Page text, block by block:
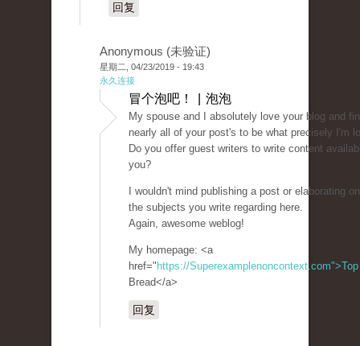
回复
Anonymous (未验证)
星期二, 04/23/2019 - 19:43
永久连接
冒个泡吧！ | 泡泡
My spouse and I absolutely love your blog and
nearly all of your post's to be what precisely I'm
Do you offer guest writers to write content
you?
I wouldn't mind publishing a post or elaborating
the subjects you write regarding here.
Again, awesome weblog!
My homepage: <a
href=" https://Superexamplenoncontext.com">Top
Bread</a>
回复